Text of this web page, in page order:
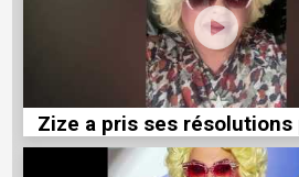
Zize a pris ses résolutions